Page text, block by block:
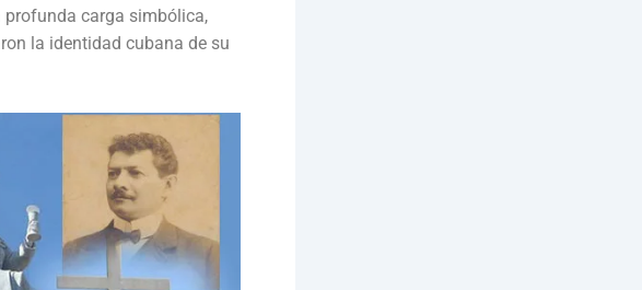
carga simbólica,
la identidad cubana de su